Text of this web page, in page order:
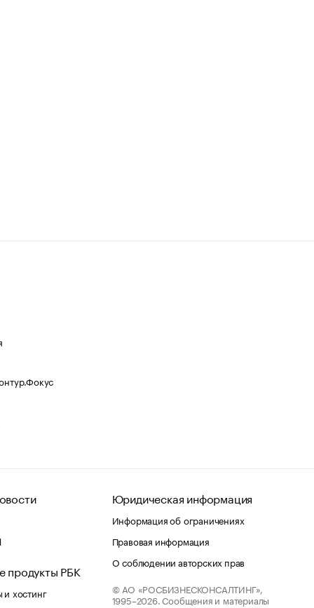
продукты РБК
хостинг
Юридическая информация
Информация об ограничениях
Правовая информация
О соблюдении авторских прав
© АО «РОСБИЗНЕСКОНСАЛТИНГ»,
1995–2026. Сообщения и материалы